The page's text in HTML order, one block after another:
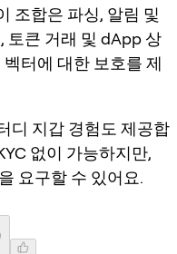
조합은 파싱, 알림 및
토큰 거래 및 dApp 상
터에 대한 보호를 제
디 지갑 경험도 제공합
없이 가능하지만,
요구할 수 있어요.